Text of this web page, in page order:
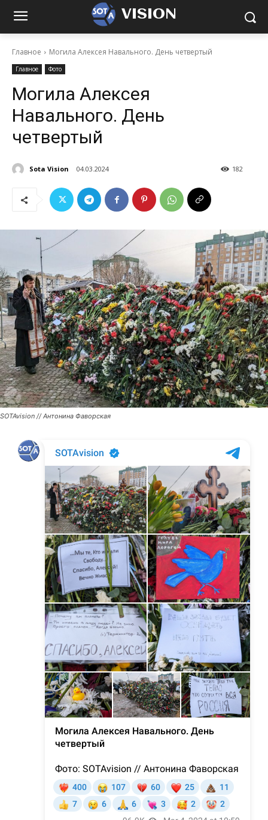
VISION
Главное Могила Алексея Навального. День четвертый
Главное Фото
Могила Алексея
Навального. День
четвертый
Sota Vision 04.03.2024 182
SOTAvision // Антонина Фаворская